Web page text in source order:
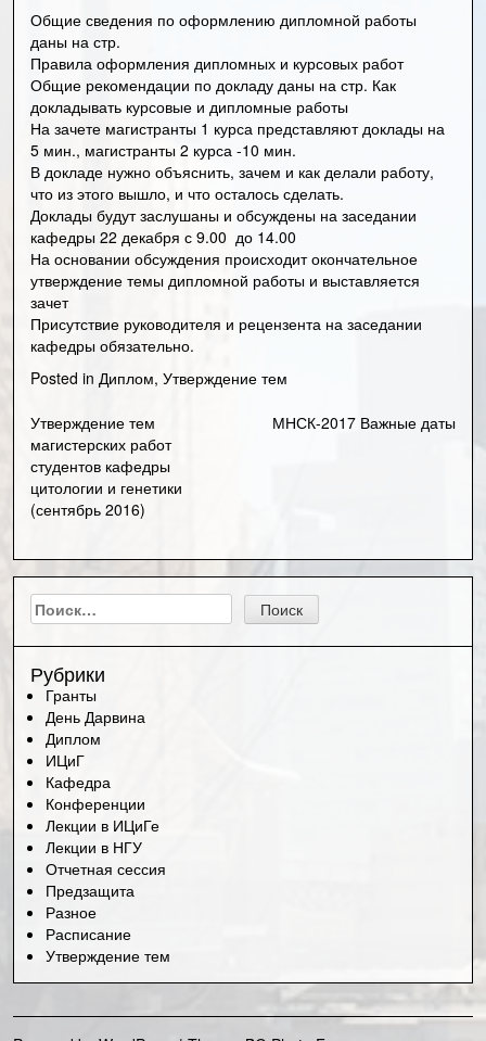
Общие сведения по оформлению дипломной работы
даны на стр.
Правила оформления дипломных и курсовых работ
Общие рекомендации по докладу даны на стр. Как
докладывать курсовые и дипломные работы
На зачете магистранты 1 курса представляют доклады на
5 мин., магистранты 2 курса -10 мин.
В докладе нужно объяснить, зачем и как делали работу,
что из этого вышло, и что осталось сделать.
Доклады будут заслушаны и обсуждены на заседании
кафедры 22 декабря с 9.00 до 14.00
На основании обсуждения происходит окончательное
утверждение темы дипломной работы и выставляется
зачет
Присутствие руководителя и рецензента на заседании
кафедры обязательно.
Posted in Диплом, Утверждение тем
Навигация
по
записям
Утверждение тем
магистерских работ
студентов кафедры
цитологии и генетики
(сентябрь 2016)
МНСК-2017 Важные даты
Найти:
Рубрики
Гранты
День Дарвина
Диплом
ИЦиГ
Кафедра
Конференции
Лекции в ИЦиГе
Лекции в НГУ
Отчетная сессия
Предзащита
Разное
Расписание
Утверждение тем